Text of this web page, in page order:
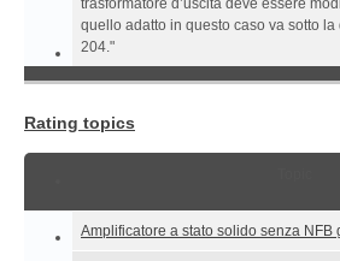
trasformatore d’uscita deve essere
quello adatto in questo caso va sotto
204."
Rating topics
Amplificatore a stato solido senza NFB